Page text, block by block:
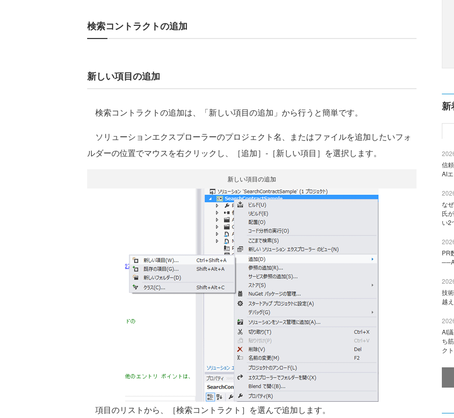
検索コントラクトの追加
新しい項目の追加
検索コントラクトの追加は、「新しい項目の追加」から行うと簡単です。
ソリューションエクスプローラーのプロジェクト名、またはファイルを追加したいフォ
ルダーの位置でマウスを右クリックし、［追加］-［新しい項目］を選択します。
新しい項目の追加
項目のリストから、［検索コントラクト］を選んで追加します。
新
信
AI
な
氏
い2
PR
技
越
AI
ち
ク